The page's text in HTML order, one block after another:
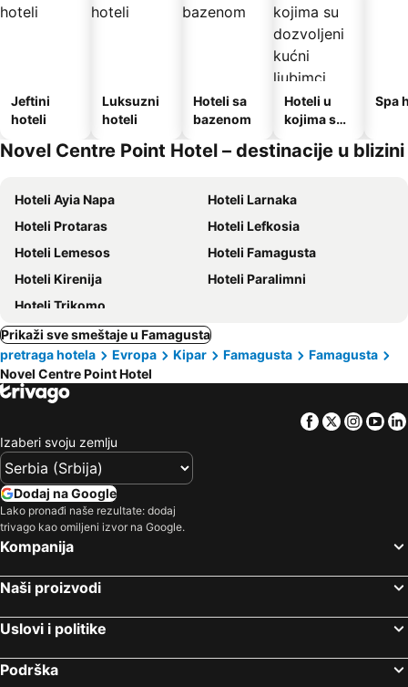
Jeftini
hoteli
Luksuzni
hoteli
Hoteli sa
bazenom
Hoteli u
kojima su
kućni
Spa
Novel Centre Point Hotel – destinacije u blizini
Hoteli Ayia Napa
Hoteli Larnaka
Hoteli Protaras
Hoteli Lefkosia
Hoteli Lemesos
Hoteli Famagusta
Hoteli Kirenija
Hoteli Paralimni
Hoteli Trikomo
Prikaži sve smeštaje u Famagusta
pretraga hotela
Evropa Kipar Famagusta
Famagusta
Novel Centre Point Hotel
Facebook
Twitter
Izaberi svoju zemlju
Dodaj na Google
Lako pronađi naše rezultate: dodaj
trivago kao omiljeni izvor na Google.
Kompanija
Naši proizvodi
Uslovi i politike
Podrška